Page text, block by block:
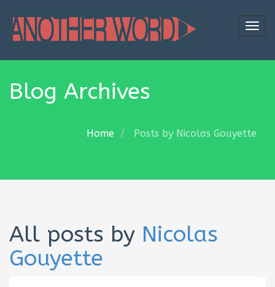
Blog Archives
Home Posts by Nicolas Gouyette
All posts by Nicolas
Gouyette